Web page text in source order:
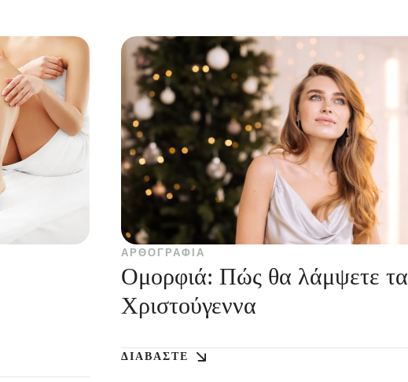
ΑΡΘΟΓΡΑΦΊΑ
Ομορφιά: Πώς θα λάμψετε τα
Χριστούγεννα
ΔΙΑΒΆΣΤΕ